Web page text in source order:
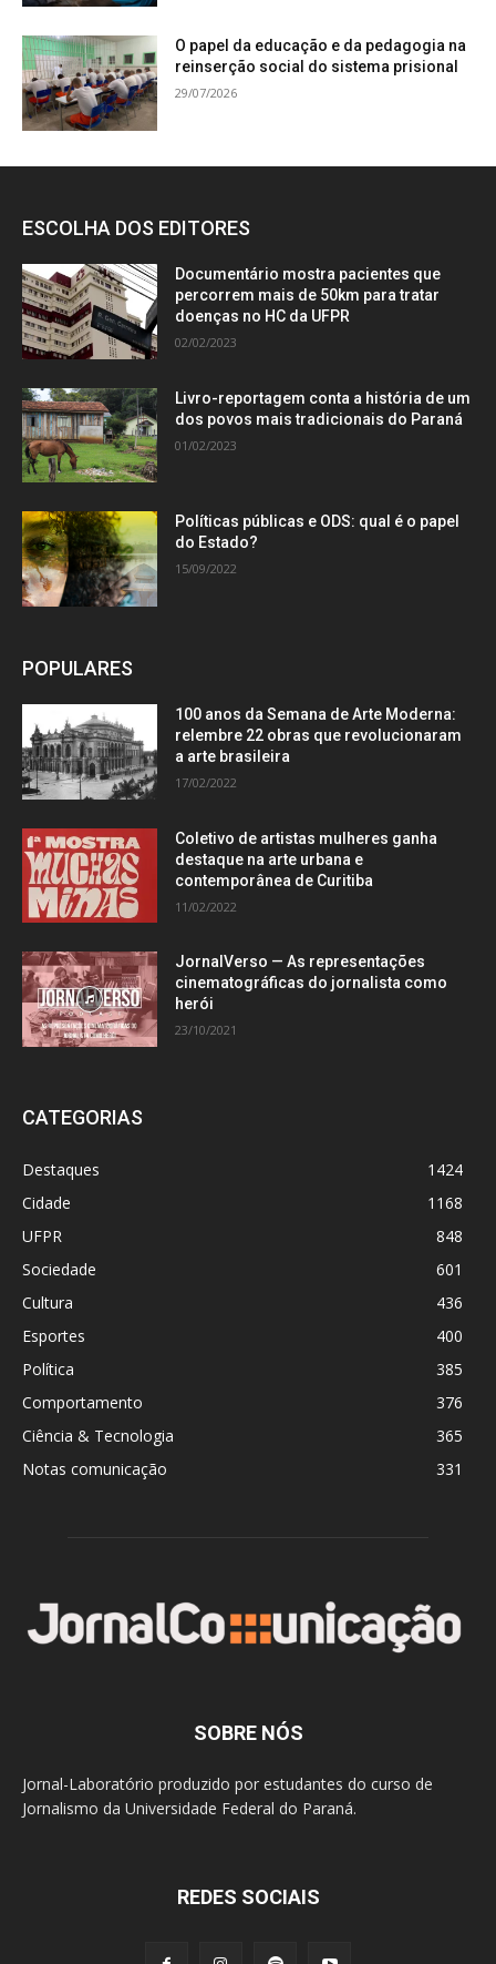
O papel da educação e da pedagogia na
reinserção social do sistema prisional
29/07/2026
ESCOLHA DOS EDITORES
Documentário mostra pacientes que
percorrem mais de 50km para tratar
doenças no HC da UFPR
02/02/2023
Livro-reportagem conta a história de um
dos povos mais tradicionais do Paraná
01/02/2023
Políticas públicas e ODS: qual é o papel
do Estado?
15/09/2022
POPULARES
100 anos da Semana de Arte Moderna:
relembre 22 obras que revolucionaram
a arte brasileira
17/02/2022
Coletivo de artistas mulheres ganha
destaque na arte urbana e
contemporânea de Curitiba
11/02/2022
JornalVerso — As representações
cinematográficas do jornalista como
herói
23/10/2021
CATEGORIAS
Destaques
1424
Cidade
1168
UFPR
848
Sociedade
601
Cultura
436
Esportes
400
Política
385
Comportamento
376
Ciência & Tecnologia
365
Notas comunicação
331
SOBRE NÓS
Jornal-Laboratório produzido por estudantes do curso de
Jornalismo da Universidade Federal do Paraná.
REDES SOCIAIS